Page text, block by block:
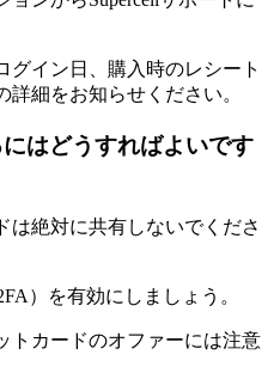
グイン日、購入時のレシート
詳細をお知らせください。
はどうすればよいです
は絶対に共有しないでくださ
）を有効にしましょう。
トカードのオファーには注意